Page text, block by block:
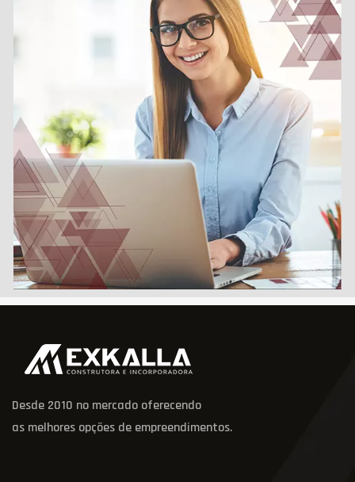
Desde 2010 no mercado oferecendo
as melhores opções de empreendimentos.